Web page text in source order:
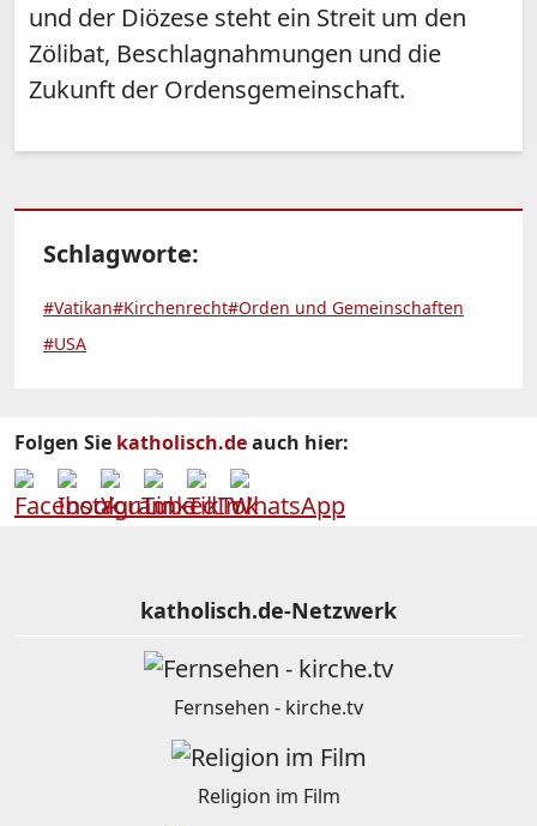
und der Diözese steht ein Streit um den
Zölibat, Beschlagnahmungen und die
Zukunft der Ordensgemeinschaft.
Schlagworte:
#Vatikan#Kirchenrecht#Orden und Gemeinschaften
#USA
Folgen Sie katholisch.deauch hier:
katholisch.de-Netzwerk
Fernsehen - kirche.tv
Religion im Film